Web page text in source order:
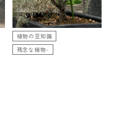
オーストラリア植物
スタッフ日記
植物の豆知識
残念な植物-